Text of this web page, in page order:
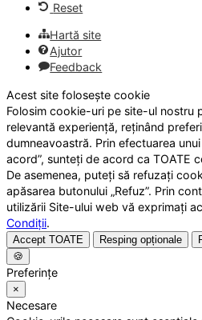
Reset
Hartă site
Ajutor
Feedback
Acest site folosește cookie
Folosim cookie-uri pe site-ul nostru
relevantă experiență, reținând
dumneavoastră. Prin efectuarea
acord”, sunteți de acord ca TOATE
De asemenea, puteți să refuzați
apăsarea butonului „Refuz”. Prin
utilizării Site-ului web vă exprimați
Condiții.
Accept TOATE Resping opționale
🍪
Preferințe
×
Necesare